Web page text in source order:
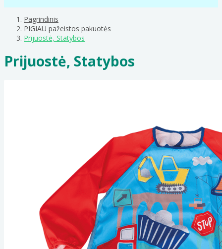
Pagrindinis
PIGIAU pažeistos pakuotės
Prijuostė, Statybos
Prijuostė, Statybos